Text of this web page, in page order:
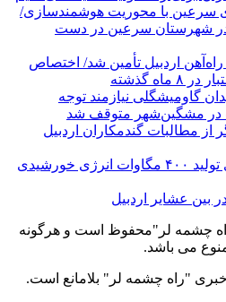
سرعین با محوریت هوشمندسازی/
شهرستان سرعین در دست
راه‌آهن اردبیل تأمین شد/ اختصاص
گاومیشگلی نیازمند توجه
ریال دیگر از مطالبات گندمکاران اردبیل
تفاهم‌نامه سرمایه‌گذاری برای تولید ۴۰۰ مگاوات انرژی خورشیدی
بین عشایر اردبیل
چشمه لر"محفوظ است و هرگونه
می باشد.
خبری "راه چشمه لر" بلامانع است.